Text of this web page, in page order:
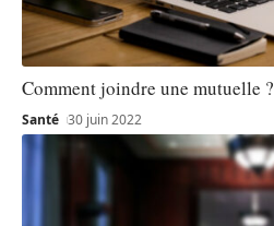
Comment joindre une mutuelle ?
Santé 30 juin 2022